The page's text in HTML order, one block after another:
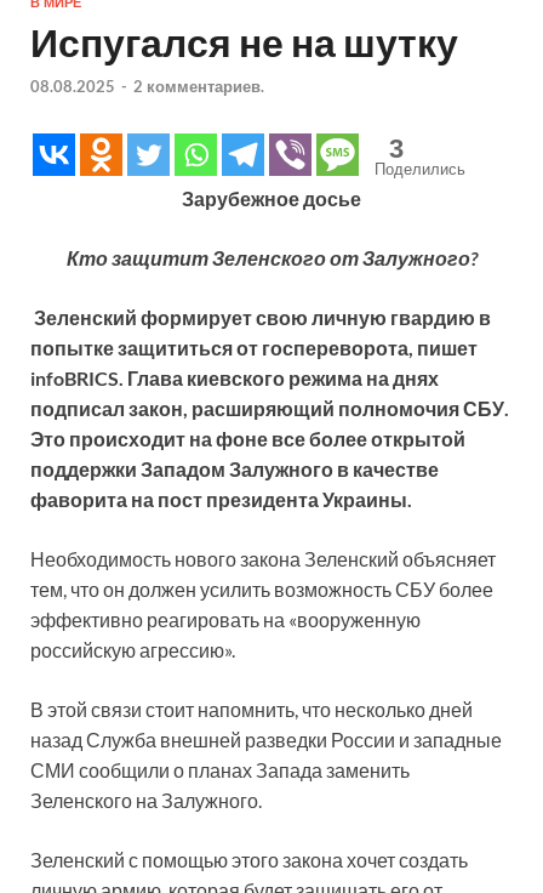
Испугался не на шутку
08.08.2025 - 2 комментариев.
3
Поделились
Зарубежное досье
Кто защитит Зеленского от Залужного?
Зеленский формирует свою личную гвардию в
попытке защититься от госпереворота, пишет
infoBRICS. Глава киевского режима на днях
подписал закон, расширяющий полномочия СБУ.
Это происходит на фоне все более открытой
поддержки Западом Залужного в качестве
фаворита на пост президента Украины.
Необходимость нового закона Зеленский объясняет
тем, что он должен усилить возможность СБУ более
эффективно реагировать на «вооруженную
российскую агрессию».
В этой связи стоит напомнить, что несколько дней
назад Служба внешней разведки России и западные
СМИ сообщили о планах Запада заменить
Зеленского на Залужного.
Зеленский с помощью этого закона хочет создать